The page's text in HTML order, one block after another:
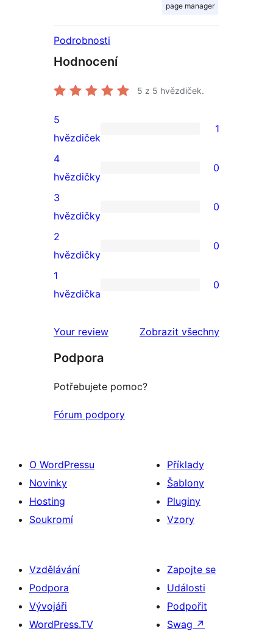
page manager
Podrobnosti
Hodnocení
5 z 5 hvězdiček.
1
5hvězdičkové
hodnocení
5
hvězdiček
1
0
4hvězdičkové
hodnocení
4
hvězdičky
0
0
3hvězdičkové
hodnocení
3
hvězdičky
0
0
2hvězdičkové
hodnocení
2
hvězdičky
0
0
hodnocení
1
hvězdička
0
Your review Zobrazit všechnyrecenze
Podpora
Potřebujete pomoc?
Fórum podpory
O WordPressu
Novinky
Hosting
Soukromí
Příklady
Šablony
Pluginy
Vzory
Vzdělávání
Podpora
Vývojáři
WordPress.TV
Zapojte se
Události
Podpořit
Swag ↗